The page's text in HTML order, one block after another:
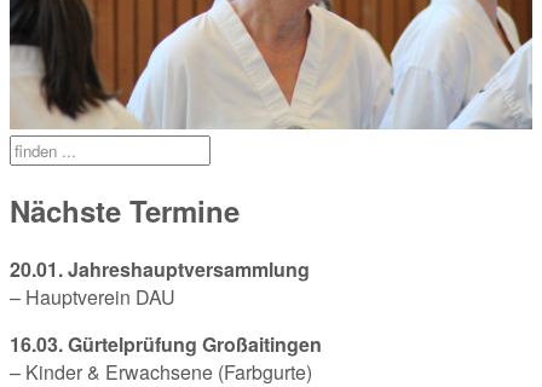
Nächste Termine
20.01. Jahreshauptversammlung
– Hauptverein DAU
16.03. Gürtelprüfung Großaitingen
– Kinder & Erwachsene (Farbgurte)